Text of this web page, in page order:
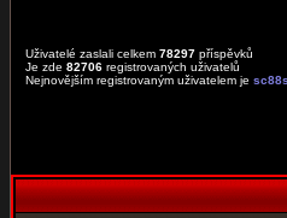
Uživatelé zaslali celkem 78297 příspěvků
Je zde 82706 registrovaných uživatelů
Nejnovějším registrovaným uživatelem je